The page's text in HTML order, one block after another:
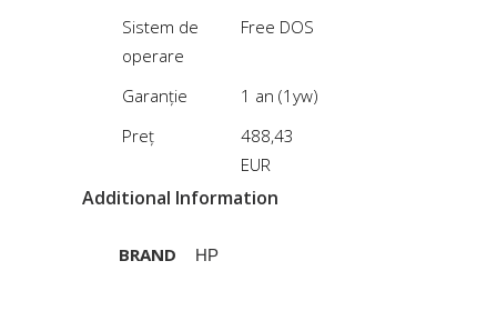
Sistem de
operare
Free DOS
Garanție
1 an (1yw)
Preț
488,43
EUR
Additional Information
BRAND HP